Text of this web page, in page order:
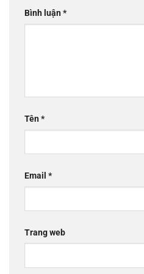
Bình luận*
Tên*
Email *
Trang web